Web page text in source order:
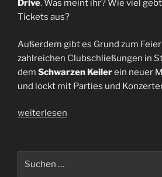
Drive. Was meint ihr? Wie viel
Tickets aus?
Außerdem gibt es Grund zum
zahlreichen Clubschließungen in
dem Schwarzen Keilerein neuer
und lockt mit Parties und
„Folge
Helmfest
2022
weiterlesen